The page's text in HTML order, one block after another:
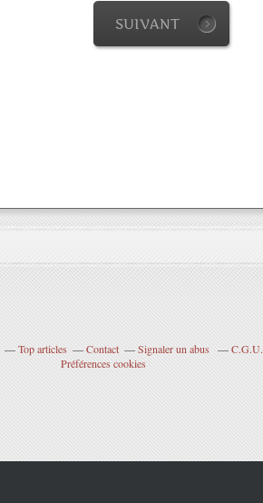
SUIVANT
Top articles Contact Signaler un abus C.G.U.
Préférences cookies